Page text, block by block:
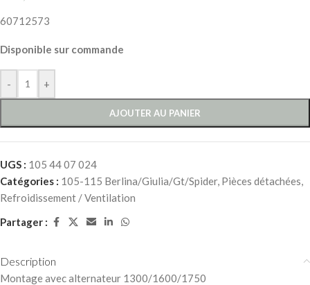
60712573
Disponible sur commande
- +
AJOUTER AU PANIER
UGS : 105 44 07 024
Catégories : 105-115 Berlina/Giulia/Gt/Spider, Pièces détachées,
Refroidissement / Ventilation
Partager :
Description
Montage avec alternateur 1300/1600/1750